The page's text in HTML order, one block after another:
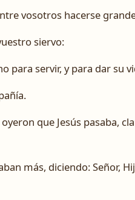
vosotros hacerse
siervo:
para servir, y para dar su
que Jesús pasaba,
más, diciendo: Señor,